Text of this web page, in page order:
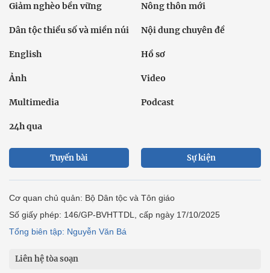
Giảm nghèo bền vững Nông thôn mới
Dân tộc thiểu số và miền núi Nội dung chuyên đề
English Hồ sơ
Ảnh Video
Multimedia Podcast
24h qua
Tuyến bài Sự kiện
Cơ quan chủ quản: Bộ Dân tộc và Tôn giáo
Số giấy phép: 146/GP-BVHTTDL, cấp ngày 17/10/2025
Tổng biên tập: Nguyễn Văn Bá
Liên hệ tòa soạn